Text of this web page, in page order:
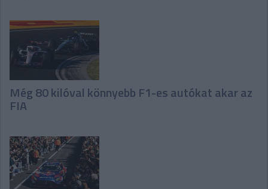
Még 80 kilóval könnyebb F1-es autókat akar az
FIA